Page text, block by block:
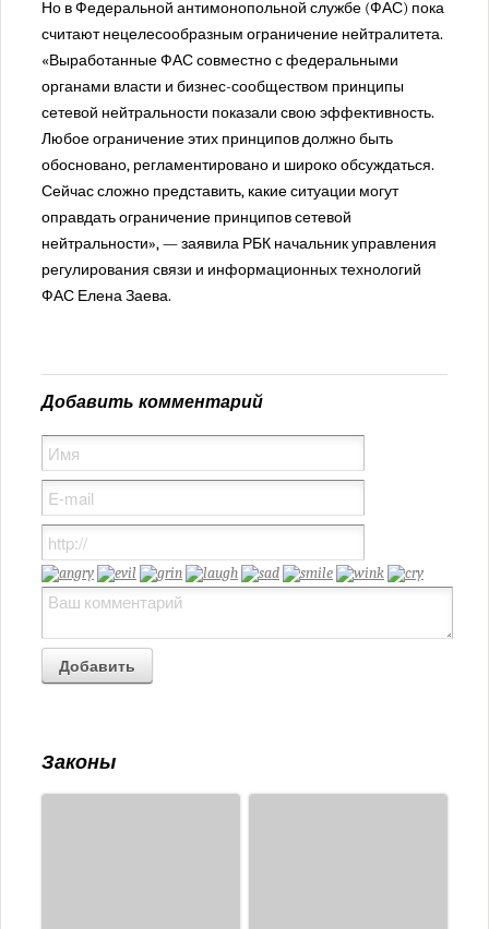
Но в Федеральной антимонопольной службе (ФАС) пока
считают нецелесообразным ограничение нейтралитета.
«Выработанные ФАС совместно с федеральными
органами власти и бизнес-сообществом принципы
сетевой нейтральности показали свою эффективность.
Любое ограничение этих принципов должно быть
обосновано, регламентировано и широко обсуждаться.
Сейчас сложно представить, какие ситуации могут
оправдать ограничение принципов сетевой
нейтральности», — заявила РБК начальник управления
регулирования связи и информационных технологий
ФАС Елена Заева.
Добавить комментарий
Законы